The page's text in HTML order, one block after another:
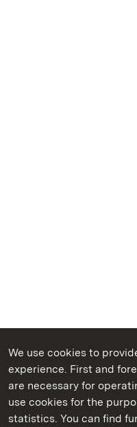
We use cookies to
experience. First and
are necessary for
use cookies for the
statistics. You can find
State Palaces and